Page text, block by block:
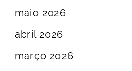
maio 2026
abril 2026
março 2026